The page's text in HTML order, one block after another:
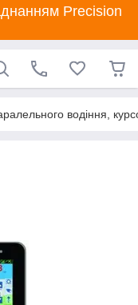
Precision
водіння,